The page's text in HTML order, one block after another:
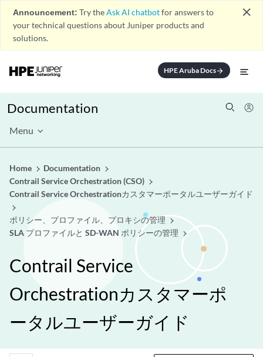
Announcement: Try theAsk AI chatbotfor answers to
your technical questions about Juniper products and
solutions.
close
HPE Aruba Docsarrow_forward
Documentation
Menu
Home
Documentation
Contrail Service Orchestration (CSO)
Contrail Service Orchestrationカスタマーポータルユーザーガイド
ポリシー、プロファイル、プロキシの管理
SLA プロファイルと SD-WAN ポリシーの管理
Contrail Service
Orchestrationカスタマーポ
ータルユーザーガイド